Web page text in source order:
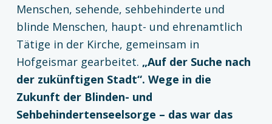
Menschen, sehende, sehbehinderte und
blinde Menschen, haupt- und ehrenamtlich
Tätige in der Kirche, gemeinsam in
Hofgeismar gearbeitet. „Auf der Suche nach
der zukünftigen Stadt“. Wege in die
Zukunft der Blinden- und
Sehbehindertenseelsorge – das war das